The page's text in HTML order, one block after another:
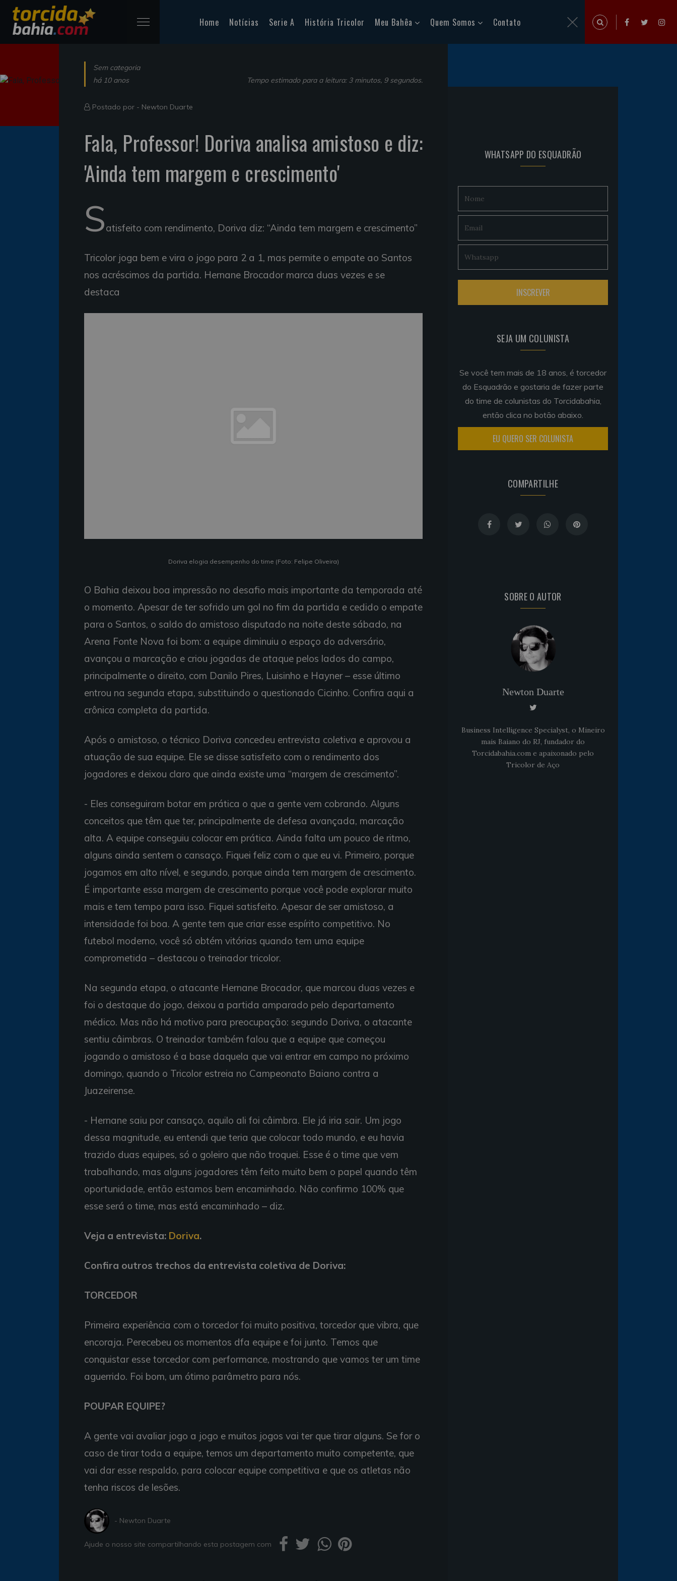
Home Notícias Serie A História Tricolor Meu Bahêa Quem Somos Contato
Sem categoria
há 10 anos
Tempo estimado para a leitura: 3 minutos, 9 segundos.
Postado por - Newton Duarte
Fala, Professor! Doriva analisa amistoso e diz:
'Ainda tem margem e crescimento'
Satisfeito com rendimento, Doriva diz: “Ainda tem margem e crescimento”
Tricolor joga bem e vira o jogo para 2 a 1, mas permite o empate ao Santos
nos acréscimos da partida. Hernane Brocador marca duas vezes e se
destaca
Doriva elogia desempenho do time (Foto: Felipe Oliveira)
O Bahia deixou boa impressão no desafio mais importante da temporada até
o momento. Apesar de ter sofrido um gol no fim da partida e cedido o empate
para o Santos, o saldo do amistoso disputado na noite deste sábado, na
Arena Fonte Nova foi bom: a equipe diminuiu o espaço do adversário,
avançou a marcação e criou jogadas de ataque pelos lados do campo,
principalmente o direito, com Danilo Pires, Luisinho e Hayner – esse último
entrou na segunda etapa, substituindo o questionado Cicinho. Confira aqui a
crônica completa da partida.
Após o amistoso, o técnico Doriva concedeu entrevista coletiva e aprovou a
atuação de sua equipe. Ele se disse satisfeito com o rendimento dos
jogadores e deixou claro que ainda existe uma “margem de crescimento”.
- Eles conseguiram botar em prática o que a gente vem cobrando. Alguns
conceitos que têm que ter, principalmente de defesa avançada, marcação
alta. A equipe conseguiu colocar em prática. Ainda falta um pouco de ritmo,
alguns ainda sentem o cansaço. Fiquei feliz com o que eu vi. Primeiro, porque
jogamos em alto nível, e segundo, porque ainda tem margem de crescimento.
É importante essa margem de crescimento porque você pode explorar muito
mais e tem tempo para isso. Fiquei satisfeito. Apesar de ser amistoso, a
intensidade foi boa. A gente tem que criar esse espírito competitivo. No
futebol moderno, você só obtém vitórias quando tem uma equipe
comprometida – destacou o treinador tricolor.
Na segunda etapa, o atacante Hernane Brocador, que marcou duas vezes e
foi o destaque do jogo, deixou a partida amparado pelo departamento
médico. Mas não há motivo para preocupação: segundo Doriva, o atacante
sentiu câimbras. O treinador também falou que a equipe que começou
jogando o amistoso é a base daquela que vai entrar em campo no próximo
domingo, quando o Tricolor estreia no Campeonato Baiano contra a
Juazeirense.
- Hernane saiu por cansaço, aquilo ali foi câimbra. Ele já iria sair. Um jogo
dessa magnitude, eu entendi que teria que colocar todo mundo, e eu havia
trazido duas equipes, só o goleiro que não troquei. Esse é o time que vem
trabalhando, mas alguns jogadores têm feito muito bem o papel quando têm
oportunidade, então estamos bem encaminhado. Não confirmo 100% que
esse será o time, mas está encaminhado – diz.
Veja a entrevista: Doriva.
Confira outros trechos da entrevista coletiva de Doriva:
TORCEDOR
Primeira experiência com o torcedor foi muito positiva, torcedor que vibra, que
encoraja. Perecebeu os momentos dfa equipe e foi junto. Temos que
conquistar esse torcedor com performance, mostrando que vamos ter um time
aguerrido. Foi bom, um ótimo parâmetro para nós.
POUPAR EQUIPE?
A gente vai avaliar jogo a jogo e muitos jogos vai ter que tirar alguns. Se for o
caso de tirar toda a equipe, temos um departamento muito competente, que
vai dar esse respaldo, para colocar equipe competitiva e que os atletas não
tenha riscos de lesões.
- Newton Duarte
Ajude o nosso site compartilhando esta postagem com
WHATSAPP DO ESQUADRÃO
SEJA UM COLUNISTA
Se você tem mais de 18 anos, é torcedor
do Esquadrão e gostaria de fazer parte
do time de colunistas do Torcidabahia,
então clica no botão abaixo.
EU QUERO SER COLUNISTA
COMPARTILHE
SOBRE O AUTOR
Newton Duarte
Business Intelligence Specialyst, o Mineiro
mais Baiano do RJ, fundador do
Torcidabahia.com e apaixonado pelo
Tricolor de Aço